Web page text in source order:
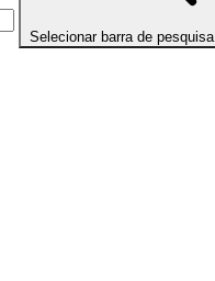
Selecionar barra de pesquisa